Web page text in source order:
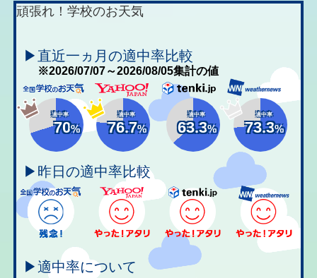
頑張れ！学校のお天気
▶直近一ヵ月の適中率比較
※2026/07/07～2026/08/05集計の値
適中率
70%
適中率
76.7%
適中率
63.3%
適中率
73.3%
▶昨日の適中率比較
▶適中率について